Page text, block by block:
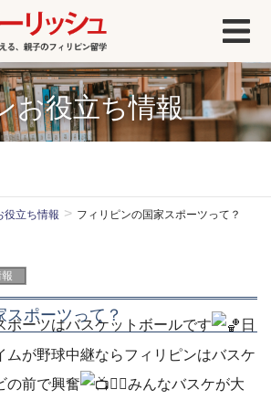
お役立ち情報
役立ち情報 フィリピンの国家スポーツって？
スポーツって？
ポーツはバスケットボールです
日
ムが野球中継ならフィリピンはバスケ
の前で興奮
❤️‍🔥みんなバスケが大